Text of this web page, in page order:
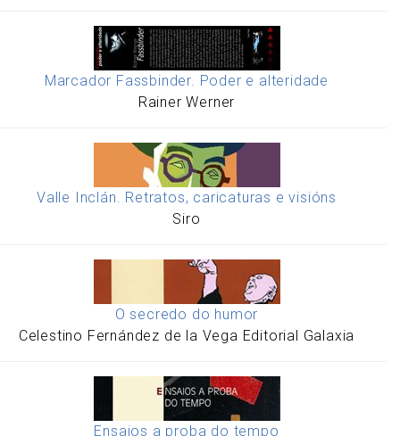
Marcador Fassbinder. Poder e alteridade
Rainer Werner
Valle Inclán. Retratos, caricaturas e visións
Siro
O secredo do humor
Celestino Fernández de la Vega Editorial Galaxia
Ensaios a proba do tempo